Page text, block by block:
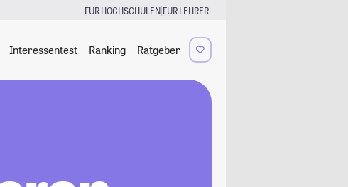
FÜR HOCHSCHULEN|FÜR LEHRER
Interessentest Ranking Ratgeber